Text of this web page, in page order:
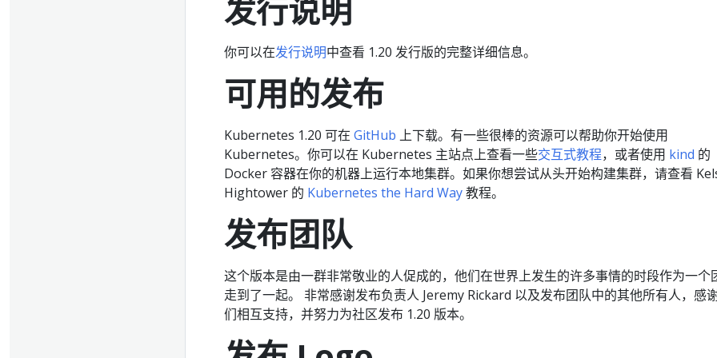
发行说明
你可以在发行说明中查看 1.20 发行版的完整详细信息。
可用的发布
Kubernetes 1.20 可在 GitHub 上下载。有一些很棒的资源可以帮助你开始使用
Kubernetes。你可以在 Kubernetes 主站点上查看一些交互式教程，或者使用 kind 的
Docker 容器在你的机器上运行本地集群。如果你想尝试从头开始构建集群，请查看
Hightower 的 Kubernetes the Hard Way教程。
发布团队
这个版本是由一群非常敬业的人促成的，他们在世界上发生的许多事情的时段作为一个
走到了一起。 非常感谢发布负责人 Jeremy Rickard 以及发布团队中的其他所有人，感
们相互支持，并努力为社区发布 1.20 版本。